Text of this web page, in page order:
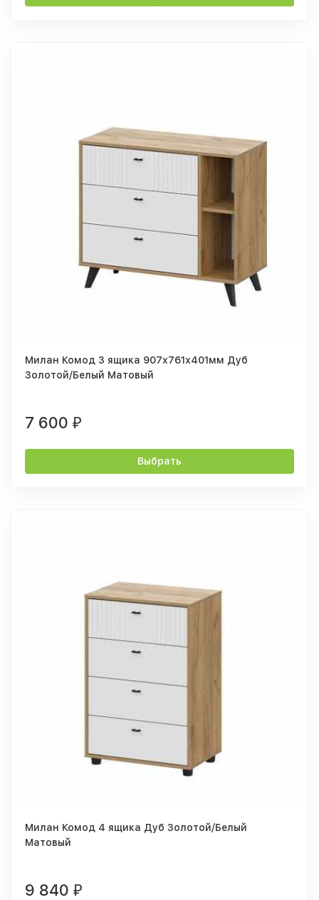
Милан Комод 3 ящика 907х761х401мм Дуб
Золотой/Белый Матовый
7 600 ₽
Выбрать
Милан Комод 4 ящика Дуб Золотой/Белый
Матовый
9 840 ₽